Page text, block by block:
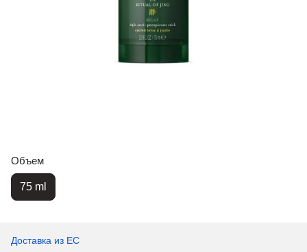
Объем
75 ml
Доставка из ЕС